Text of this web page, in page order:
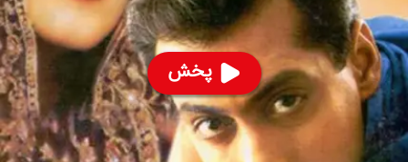
پخش
درباره فیلم هرکسی میتونه
فیلم هرکسی میتونه در سال 1998 در ژانر کمدی ساخته شده است. تماشای
آنلاین و رایگان Jab Pyaar Kisise Hota Hai از مایکت با دوبله بدون نیاز
به دانلود.
داستان فیلم هرکسی میتونه